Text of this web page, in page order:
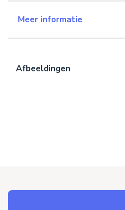
Meer informatie
Afbeeldingen